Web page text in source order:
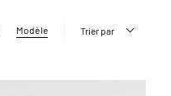
Modèle Trier par